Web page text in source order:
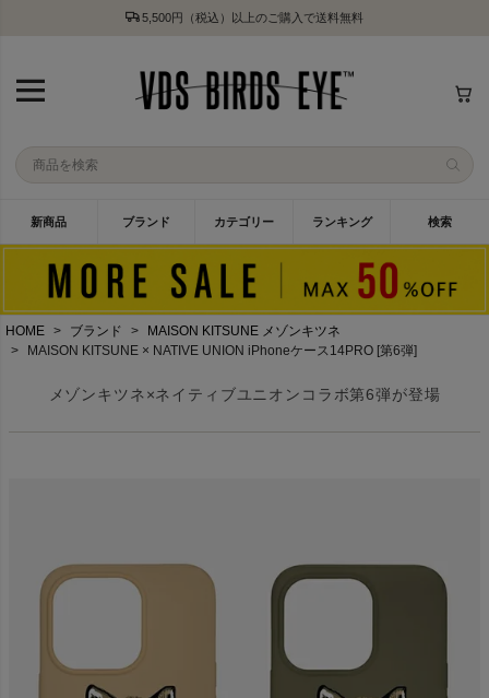
5,500円（税込）以上のご購入で送料無料
新商品 ブランド カテゴリー ランキング 検索
HOME ブランド
MAISON KITSUNE メゾンキツネ
MAISON KITSUNE × NATIVE UNION iPhoneケース14PRO [第6弾]
メゾンキツネ×ネイティブユニオンコラボ第6弾が登場